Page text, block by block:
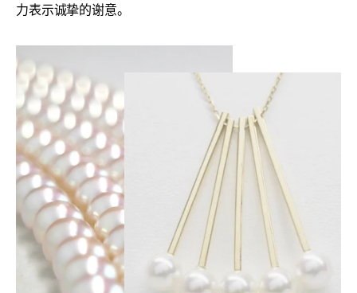
力表示诚挚的谢意。